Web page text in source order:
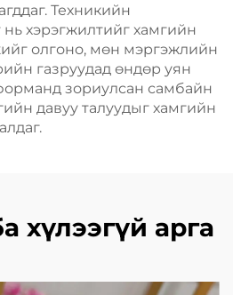
Техникийн
хэрэгжилтийг хамгийн
олгоно, мөн мэргэжлийн
газруудад өндөр уян
зориулсан самбайн
давуу талуудыг хамгийн
хүлээгүй арга